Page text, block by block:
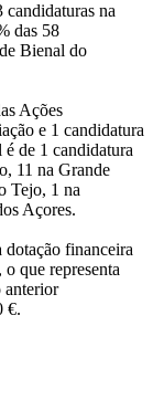
na
das 58
Bienal do
Ações
e 1 candidatura
de 1 candidatura
11 na Grande
Tejo, 1 na
Açores.
financeira
que representa
anterior
€.